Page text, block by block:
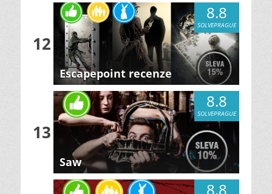
12
8.8
SOLVEPRAGUE
Escapepoint recenze
13
8.8
SOLVEPRAGUE
Saw
8.8